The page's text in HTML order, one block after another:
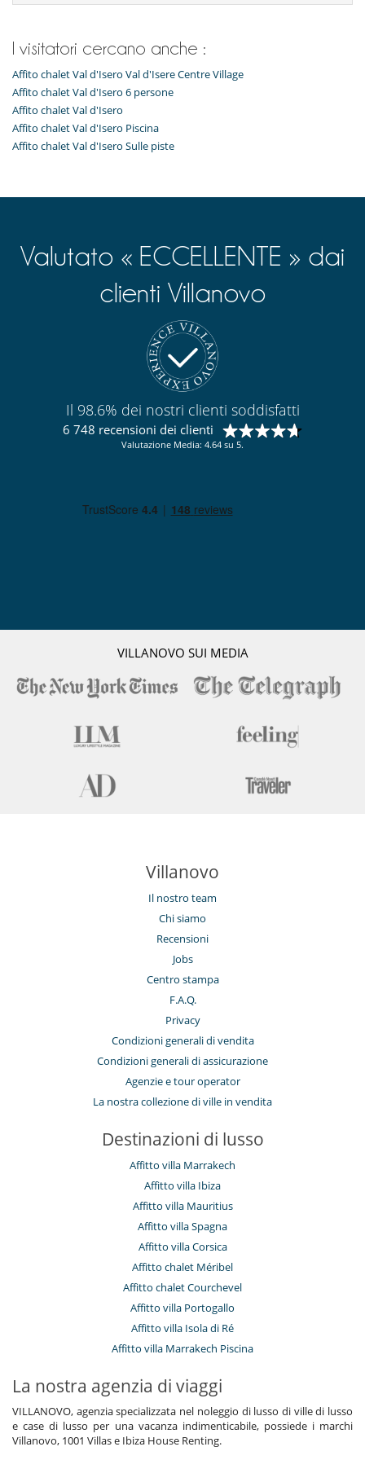
Qui vicino
Piste a meno di 500 m
Vicino alle scuole di sci
Villaggio raggiungibile a piedi
Servicios y actividades de ocio en la residencia
Hammam
Piscina interna
I visitatori cercano anche :
Affito chalet Val d'Isero Val d'Isere Centre Village
Affito chalet Val d'Isero 6 persone
Affito chalet Val d'Isero
Affito chalet Val d'Isero Piscina
Affito chalet Val d'Isero Sulle piste
Valutato « ECCELLENTE » dai
clienti Villanovo
Il 98.6% dei nostri clienti soddisfatti
6 748 recensioni dei clienti
Valutazione Media: 4.64 su 5.
VILLANOVO SUI MEDIA
Villanovo
Il nostro team
Chi siamo
Recensioni
Jobs
Centro stampa
F.A.Q.
Privacy
Condizioni generali di vendita
Condizioni generali di assicurazione
Agenzie e tour operator
La nostra collezione di ville in vendita
Destinazioni di lusso
Affitto villa Marrakech
Affitto villa Ibiza
Affitto villa Mauritius
Affitto villa Spagna
Affitto villa Corsica
Affitto chalet Méribel
Affitto chalet Courchevel
Affitto villa Portogallo
Affitto villa Isola di Ré
Affitto villa Marrakech Piscina
La nostra agenzia di viaggi
VILLANOVO, agenzia specializzata nel noleggio di lusso di ville di lusso
e case di lusso per una vacanza indimenticabile, possiede i marchi
Villanovo, 1001 Villas e Ibiza House Renting.